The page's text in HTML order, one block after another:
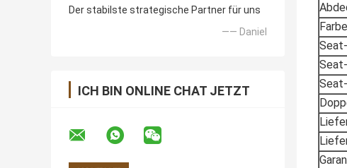
Der stabilste strategische Partner für uns
—— Daniel
ICH BIN ONLINE CHAT JETZT
Farbe